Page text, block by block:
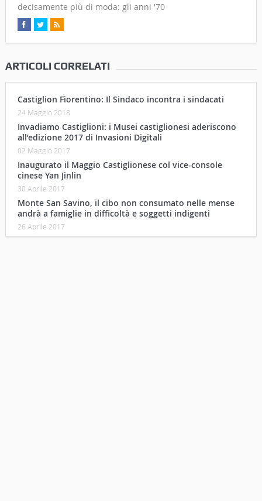
decisamente più di moda: gli anni '70
ARTICOLI CORRELATI
Castiglion Fiorentino: Il Sindaco incontra i sindacati
24 Maggio 2018
Invadiamo Castiglioni: i Musei castiglionesi aderiscono
all’edizione 2017 di Invasioni Digitali
02 Maggio 2017
Inaugurato il Maggio Castiglionese col vice-console
cinese Yan Jinlin
30 Aprile 2017
Monte San Savino, il cibo non consumato nelle mense
andrà a famiglie in difficoltà e soggetti indigenti
26 Aprile 2017